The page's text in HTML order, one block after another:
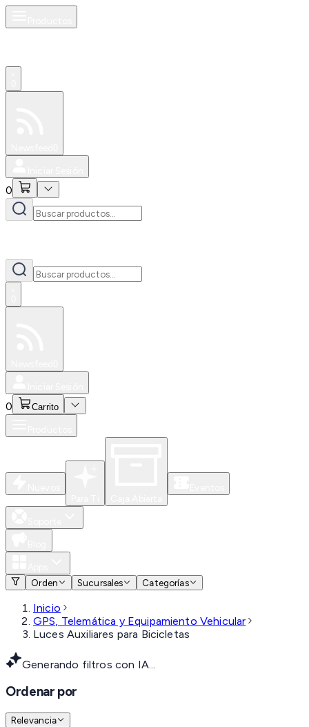
0
0 Carrito
Orden
Sucursales Categorías
Inicio
GPS, Telemática y Equipamiento Vehicular
Luces Auxiliares para Bicicletas
Generando filtros con IA...
Ordenar por
Relevancia